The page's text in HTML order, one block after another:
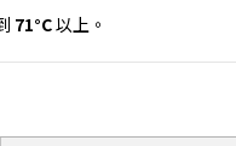
71°C以上。